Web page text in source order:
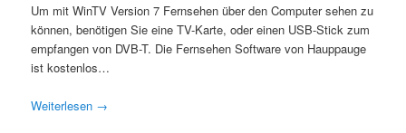
Um mit WinTV Version 7 Fernsehen über den Computer sehen zu
können, benötigen Sie eine TV-Karte, oder einen USB-Stick zum
empfangen von DVB-T. Die Fernsehen Software von Hauppauge
ist kostenlos…
Weiterlesen →